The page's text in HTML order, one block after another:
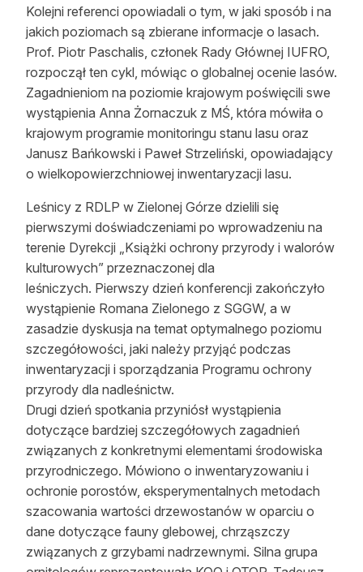
Kolejni referenci opowiadali o tym, w jaki sposób i na
jakich poziomach są zbierane informacje o lasach.
Prof. Piotr Paschalis, członek Rady Głównej IUFRO,
rozpoczął ten cykl, mówiąc o globalnej ocenie lasów.
Zagadnieniom na poziomie krajowym poświęcili swe
wystąpienia Anna Żornaczuk z MŚ, która mówiła o
krajowym programie monitoringu stanu lasu oraz
Janusz Bańkowski i Paweł Strzeliński, opowiadający
o wielkopowierzchniowej inwentaryzacji lasu.
Leśnicy z RDLP w Zielonej Górze dzielili się
pierwszymi doświadczeniami po wprowadzeniu na
terenie Dyrekcji „Książki ochrony przyrody i walorów
kulturowych” przeznaczonej dla
leśniczych. Pierwszy dzień konferencji zakończyło
wystąpienie Romana Zielonego z SGGW, a w
zasadzie dyskusja na temat optymalnego poziomu
szczegółowości, jaki należy przyjąć podczas
inwentaryzacji i sporządzania Programu ochrony
przyrody dla nadleśnictw.
Drugi dzień spotkania przyniósł wystąpienia
dotyczące bardziej szczegółowych zagadnień
związanych z konkretnymi elementami środowiska
przyrodniczego. Mówiono o inwentaryzowaniu i
ochronie porostów, eksperymentalnych metodach
szacowania wartości drzewostanów w oparciu o
dane dotyczące fauny glebowej, chrząszczy
związanych z grzybami nadrzewnymi. Silna grupa